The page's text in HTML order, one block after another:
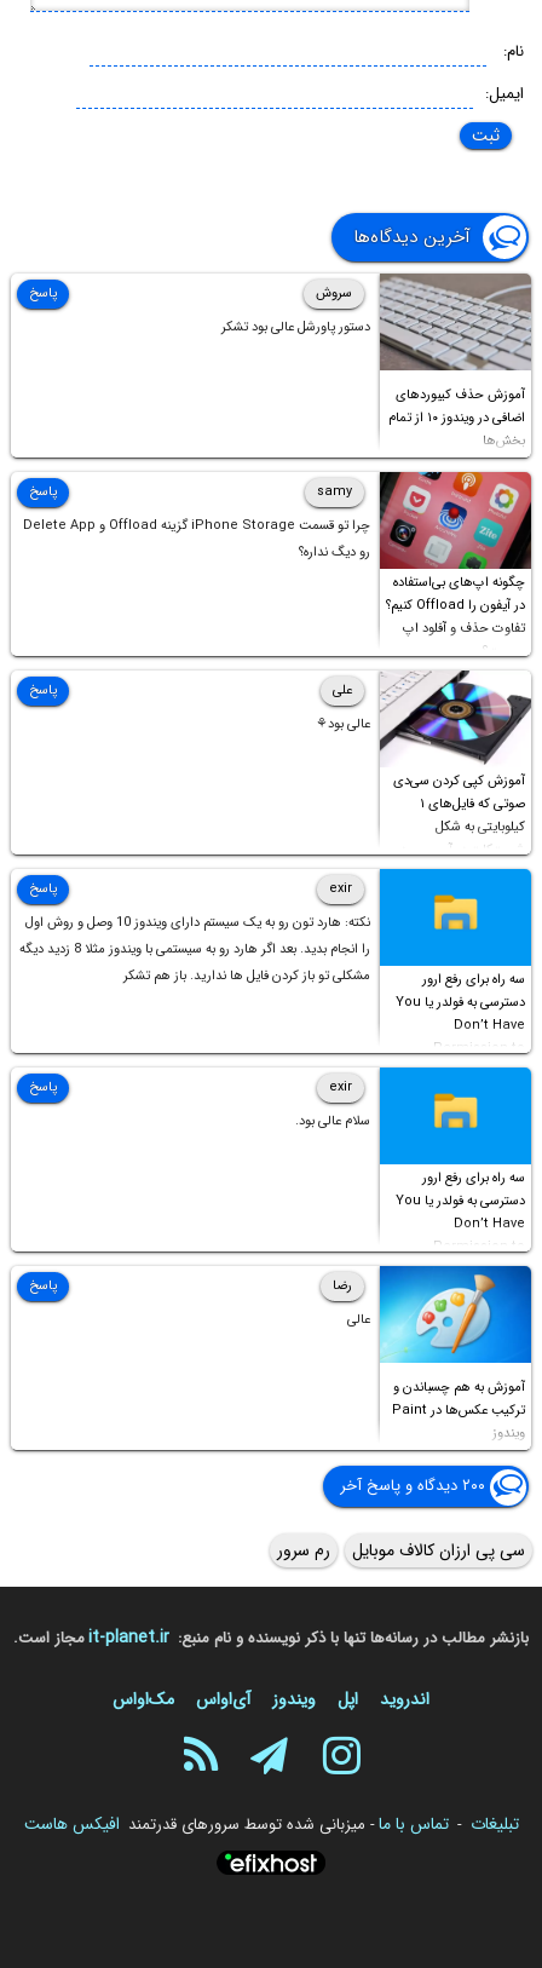
نام:
ایمیل:
آخرین دیدگاه‌ها
آموزش حذف کیبوردهای
اضافی در ویندوز ۱۰ از تمام
بخش‌ها
سروش
دستور پاورشل عالی بود تشکر
پاسخ
چگونه اپ‌های بی‌استفاده
در آیفون را Offload کنیم؟
تفاوت حذف و آفلود اپ
چیست؟
samy
چرا تو قسمت iPhone Storage گزینه Offload و Delete App
رو دیگ نداره؟
پاسخ
آموزش کپی کردن سی‌دی
صوتی که فایل‌های ۱
کیلوبایتی به شکل
شورت‌کات در آن موجود
است!
علی
عالی بود⚘
پاسخ
سه راه برای رفع ارور
دسترسی به فولدر یا You
Don’t Have
Permission to
Access this folder
exir
نکته: هارد تون رو به یک سیستم دارای ویندوز 10 وصل و روش اول
را انجام بدید. بعد اگر هارد رو به سیستمی با ویندوز مثلا 8 زدید دیگه
مشکلی تو باز کردن فایل ها ندارید. باز هم تشکر
پاسخ
سه راه برای رفع ارور
دسترسی به فولدر یا You
Don’t Have
Permission to
Access this folder
exir
سلام عالی بود.
پاسخ
آموزش به هم چسباندن و
ترکیب عکس‌ها در Paint
ویندوز
رضا
عالی
پاسخ
۲۰۰ دیدگاه و پاسخ آخر
سی پی ارزان کالاف موبایل رم سرور
بازنشر مطالب در رسانه‌ها تنها با ذکر نویسنده و نام منبع: it-planet.irمجاز است.
اندروید اپل ویندوز آی‌او‌اس مک‌او‌اس
تبلیغات - تماس با ما- میزبانی شده توسط سرورهای قدرتمند افیکس هاست